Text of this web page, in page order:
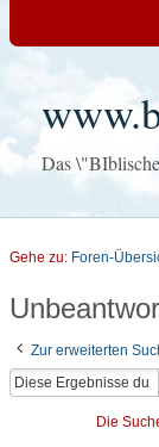
Das
Gehe zu: Foren-
Zur erweiterten
Die